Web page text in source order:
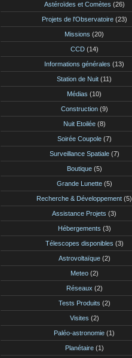
Astéroïdes et Comètes (26)
Projets de l'Observatoire(23)
Missions (20)
CCD(14)
Informations générales (13)
Station de Nuit (11)
Médias (10)
Construction(9)
Nuit Etoilée(8)
Soirée Coupole(7)
Surveillance Spatiale(7)
Boutique(5)
Grande Lunette(5)
Recherche & Développement (5)
Assistance Projets (3)
Hébergements (3)
Télescopes disponibles (3)
Astrovoltaïque(2)
Meteo(2)
Réseaux (2)
Tests Produits (2)
Visites (2)
Paléo-astronomie (1)
Planétaire(1)